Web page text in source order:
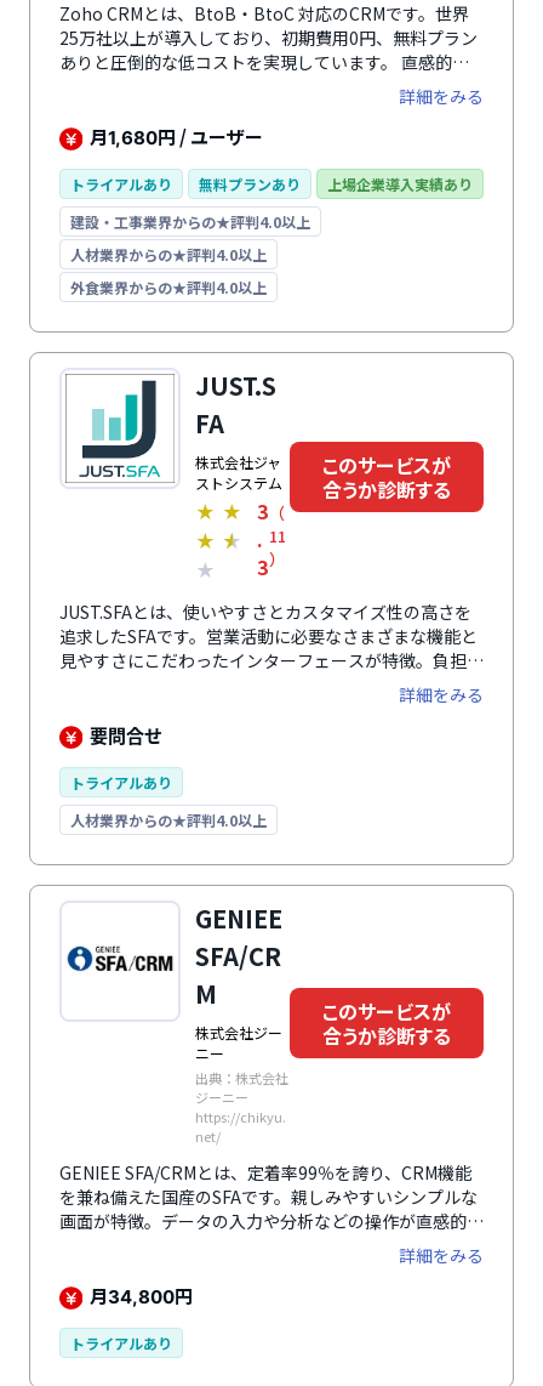
Zoho CRMとは、BtoB・BtoC 対応のCRMです。世界
25万社以上が導入しており、初期費用0円、無料プラン
ありと圧倒的な低コストを実現しています。 直感的な
操作性が特徴。「キャンバス」機能を使えば、好みのデ
ザイン・配置にカスタマイズしたオーダーメイドCRM
を作成できます。 顧客の連絡先などの基本情報、商談
業プロセスの可視化・業務効率化を実現します。 商談
化率300%、一人あたりの売上高41%、顧客の解約
率-27%、商談にかかる期間-24%の実績あり（利用ユ
ーザーへのアンケート調査）。 柔軟なカスタマイズ、
レポート作成やフォローメール送信などの自動化で営業
戦略達成に導きます。モバイルアプリを使えば外出先な
どからもアクセス可能。使い方動画やノウハウ資料、
認定パートナーよる構築支援などニーズに合わせた多様
なサポートが用意されています。
詳細をみる
月1,680円 / ユーザー
トライアルあり 無料プランあり
上場企業導入実績あり
建設・工事業界からの★評判4.0以上
人材業界からの★評判4.0以上
外食業界からの★評判4.0以上
JUST.S
FA
株式会社ジャ
ストシステム
★ ★
★ ★
★
3
.
3
（
11
）
このサービスが
合うか診断する
JUST.SFAとは、使いやすさとカスタマイズ性の高さを
追求したSFAです。営業活動に必要なさまざまな機能と
見やすさにこだわったインターフェースが特徴。負担に
なりがちな日々の報告業務を軽減し、有効な情報をシス
テム上に蓄積できます。入力されたデータをリアルタイ
ムに集計し、分析軸に合わせたさまざまなチャートで表
イントをすばやく把握することも実現します。個人ごと
に表示されるパネルのレイアウト変更や追加をマウス操
作のみで簡単に行うことができるため、常に変化する課
業組織全体の継続成長を強力にサポートします。
詳細をみる
要問合せ
トライアルあり
人材業界からの★評判4.0以上
GENIEE
SFA/CR
M
株式会社ジー
ニー
出典：株式会社
ジーニー
https://chikyu.
net/
このサービスが
合うか診断する
GENIEE SFA/CRMとは、定着率99％を誇り、CRM機能
を兼ね備えた国産のSFAです。親しみやすいシンプルな
画面が特徴。データの入力や分析などの操作が直感的に
可能で、商談から顧客の管理まで簡単に行えます。大手
SFAのおよそ1/3のコストで多彩な機能を実現し、項目
設定もデータ移行もドラッグアンドドロップで簡単に実
し、営業力向上や生産性向上、ノウハウの蓄積・共有な
詳細をみる
月34,800円
トライアルあり